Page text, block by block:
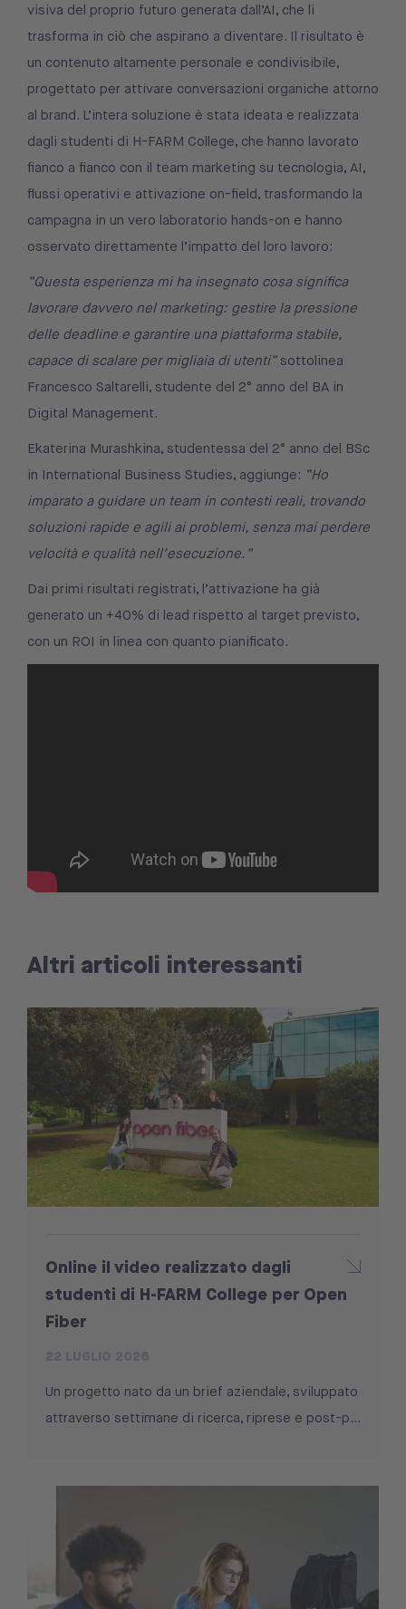
visiva del proprio futuro generata dall’AI, che li
trasforma in ciò che aspirano a diventare. Il risultato è
un contenuto altamente personale e condivisibile,
progettato per attivare conversazioni organiche attorno
al brand. L’intera soluzione è stata ideata e realizzata
dagli studenti di H-FARM College, che hanno lavorato
fianco a fianco con il team marketing su tecnologia, AI,
flussi operativi e attivazione on-field, trasformando la
campagna in un vero laboratorio hands-on e hanno
osservato direttamente l’impatto del loro lavoro:
“Questa esperienza mi ha insegnato cosa significa
lavorare davvero nel marketing: gestire la pressione
delle deadline e garantire una piattaforma stabile,
capace di scalare per migliaia di utenti”sottolinea
Francesco Saltarelli, studente del 2° anno del BA in
Digital Management.
Ekaterina Murashkina, studentessa del 2° anno del BSc
in International Business Studies, aggiunge: “Ho
imparato a guidare un team in contesti reali, trovando
soluzioni rapide e agili ai problemi, senza mai perdere
velocità e qualità nell’esecuzione.”
Dai primi risultati registrati, l’attivazione ha già
generato un +40% di lead rispetto al target previsto,
con un ROI in linea con quanto pianificato.
Altri articoli interessanti
Online il video realizzato dagli
studenti di H-FARM College per Open
Fiber
Un progetto nato da un brief aziendale, sviluppato
attraverso settimane di ricerca, riprese e post-p...